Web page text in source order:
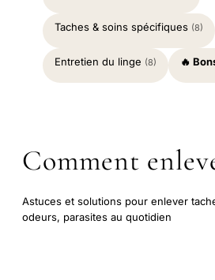
Taches & soins spécifiques (8)
Entretien du linge (8) 🔥
Comment
Astuces et solutions pour enlever
odeurs, parasites au quotidien